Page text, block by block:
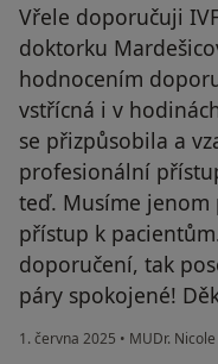
Vřele doporučuji
doktorku
hodnocením
vstřícná i v
se přizpůsobila a
profesionální
teď. Musíme
přístup k
doporučení, tak
páry spokojené!
1. června 2025 • MUDr.